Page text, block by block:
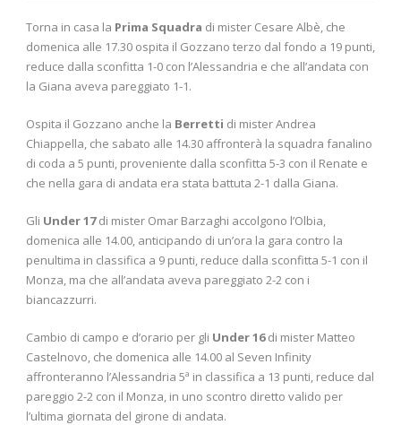
Torna in casa la Prima Squadra di mister Cesare Albè, che
domenica alle 17.30 ospita il Gozzano terzo dal fondo a 19 punti,
reduce dalla sconfitta 1-0 con l’Alessandria e che all’andata con
la Giana aveva pareggiato 1-1.
Ospita il Gozzano anche la Berretti di mister Andrea
Chiappella, che sabato alle 14.30 affronterà la squadra fanalino
di coda a 5 punti, proveniente dalla sconfitta 5-3 con il Renate e
che nella gara di andata era stata battuta 2-1 dalla Giana.
Gli Under 17di mister Omar Barzaghi accolgono l’Olbia,
domenica alle 14.00, anticipando di un’ora la gara contro la
penultima in classifica a 9 punti, reduce dalla sconfitta 5-1 con il
Monza, ma che all’andata aveva pareggiato 2-2 con i
biancazzurri.
Cambio di campo e d’orario per gli Under 16di mister Matteo
Castelnovo, che domenica alle 14.00 al Seven Infinity
affronteranno l’Alessandria 5ª in classifica a 13 punti, reduce dal
pareggio 2-2 con il Monza, in uno scontro diretto valido per
l’ultima giornata del girone di andata.